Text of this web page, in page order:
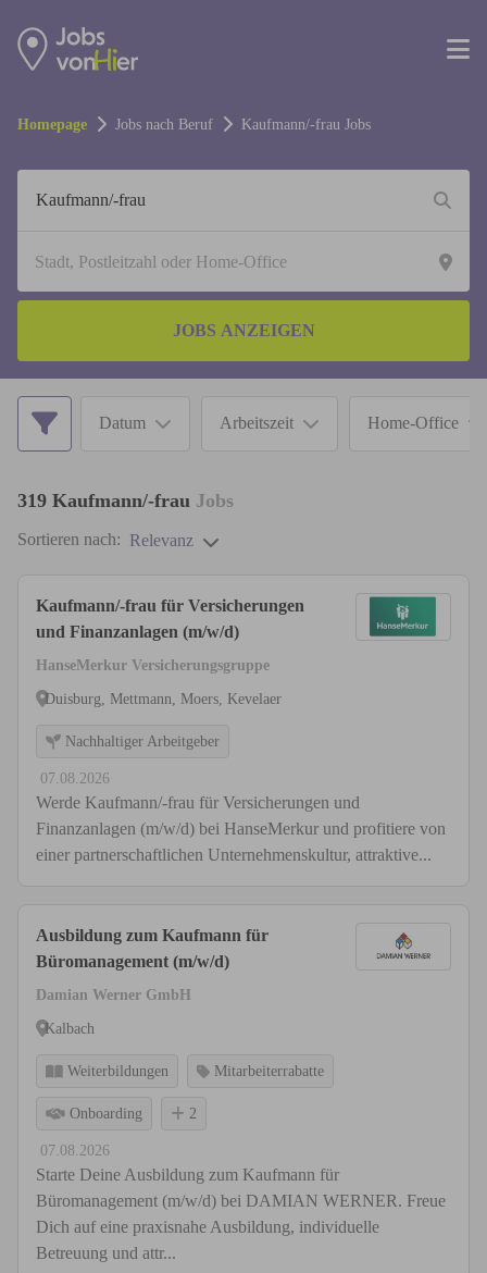
Homepage Jobs nach Beruf Kaufmann/-frau Jobs
JOBS ANZEIGEN
Datum Arbeitszeit Home-Office
319 Kaufmann/-frau Jobs
Sortieren nach: Relevanz
Kaufmann/-frau für Versicherungen
und Finanzanlagen (m/w/d)
HanseMerkur Versicherungsgruppe
Duisburg, Mettmann, Moers, Kevelaer
Nachhaltiger Arbeitgeber
07.08.2026
Werde Kaufmann/-frau für Versicherungen und
Finanzanlagen (m/w/d) bei HanseMerkur und profitiere von
einer partnerschaftlichen Unternehmenskultur, attraktive...
Ausbildung zum Kaufmann für
Büromanagement (m/w/d)
Damian Werner GmbH
Kalbach
Weiterbildungen Mitarbeiterrabatte
Onboarding 2
07.08.2026
Starte Deine Ausbildung zum Kaufmann für
Büromanagement (m/w/d) bei DAMIAN WERNER. Freue
Dich auf eine praxisnahe Ausbildung, individuelle
Betreuung und attr...